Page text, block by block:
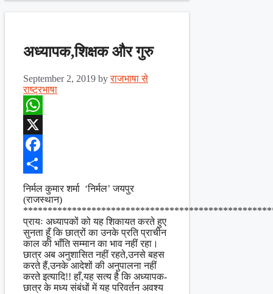
अध्यापक,शिक्षक और गुरु
September 2, 2019 byराजभाषा से
राष्ट्रभाषा
WhatsApp
X
Facebook
Share
निर्मल कुमार शर्मा ‘निर्मल’ जयपुर
(राजस्थान)
प्रायः अध्यापकों को यह शिकायत करते हुए
सुनता हूँ कि छात्रों का उनके प्रति प्राचीन
काल की भाँति सम्मान का भाव नहीं रहा।
छात्र अब अनुशासित नहीं रहते,उनसे बहस
करते हैं,उनके आदेशों की अनुपालना नहीं
करते इत्यादि!! हाँ,यह सत्य है कि अध्यापक-
छात्र के मध्य संबंधों में यह परिवर्तन अवश्य